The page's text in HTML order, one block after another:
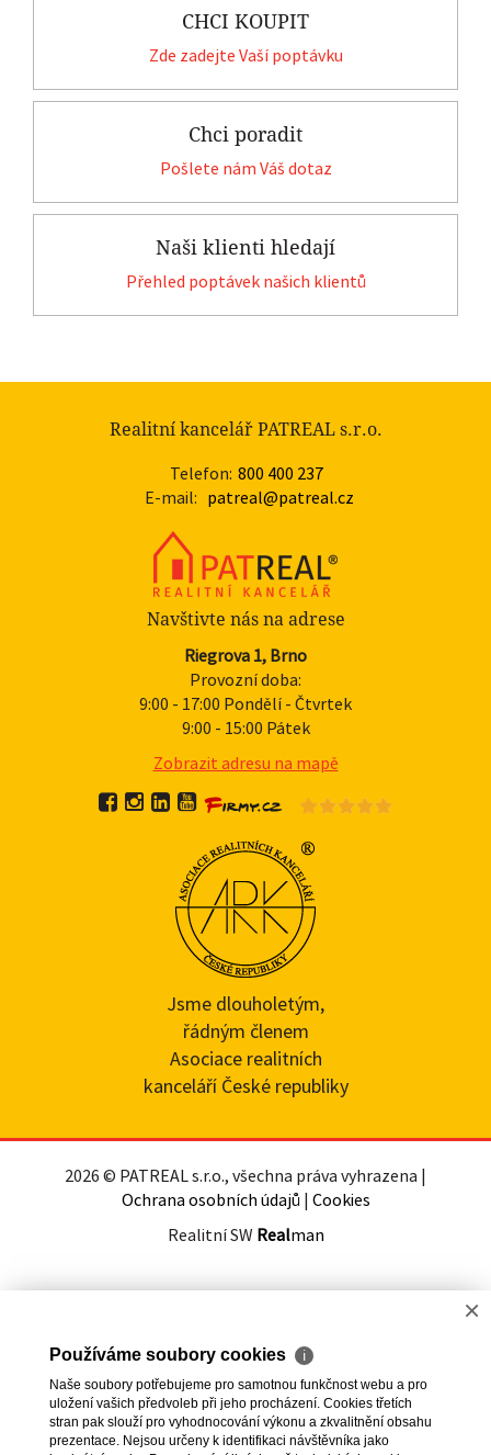
CHCI KOUPIT
Zde zadejte Vaší poptávku
Chci poradit
Pošlete nám Váš dotaz
Naši klienti hledají
Přehled poptávek našich klientů
Realitní kancelář PATREAL s.r.o.
Telefon: 800 400 237
E-mail: patreal@patreal.cz
Navštivte nás na adrese
Riegrova 1, Brno
Provozní doba:
9:00 - 17:00 Pondělí - Čtvrtek
9:00 - 15:00 Pátek
Zobrazit adresu na mapě
Jsme dlouholetým,
řádným členem
Asociace realitních
kanceláří České republiky
2026 © PATREAL s.r.o., všechna práva vyhrazena |
Ochrana osobních údajů | Cookies
Realitní SW Realman
×
Používáme soubory cookies ℹ
Naše soubory potřebujeme pro samotnou funkčnost webu a pro
uložení vašich předvoleb při jeho procházení. Cookies třetích
stran pak slouží pro vyhodnocování výkonu a zkvalitnění obsahu
prezentace. Nejsou určeny k identifikaci návštěvníka jako